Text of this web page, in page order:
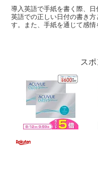
導入英語で手紙を書く際、日
英語での正しい日付の書き
す。また、手紙を通じて感
ス